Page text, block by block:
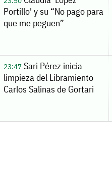
Portillo' y su “No pago para
que me peguen”
23:47Sari Pérez inicia
limpieza del Libramiento
Carlos Salinas de Gortari